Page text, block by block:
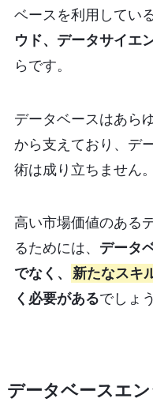
ベースを利用してい
ウド、データサイエ
らです。
データベースはあら
から支えており、デ
術は成り立ちません。
高い市場価値のある
るためには、 データ
でなく、
新たなスキ
く必要があるでしょう
データベースエ